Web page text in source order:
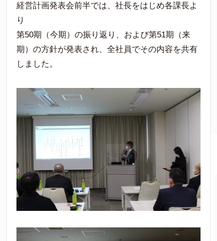
経営計画発表会前半では、社長をはじめ各課長よ
り
第50期（今期）の振り返り、および第51期（来
期）の方針が発表され、全社員でその内容を共有
しました。